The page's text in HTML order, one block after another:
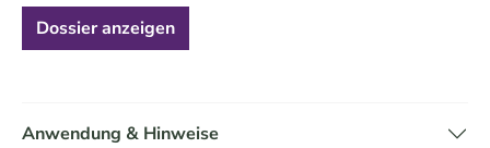
Dossier anzeigen
Anwendung & Hinweise